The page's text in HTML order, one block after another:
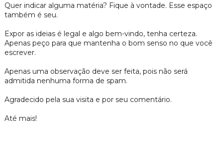
Quer indicar alguma matéria? Fique à vontade. Esse espaço
também é seu.
Expor as ideias é legal e algo bem-vindo, tenha certeza.
Apenas peço para que mantenha o bom senso no que você
escrever.
Apenas uma observação deve ser feita, pois não será
admitida nenhuma forma de spam.
Agradecido pela sua visita e por seu comentário.
Até mais!